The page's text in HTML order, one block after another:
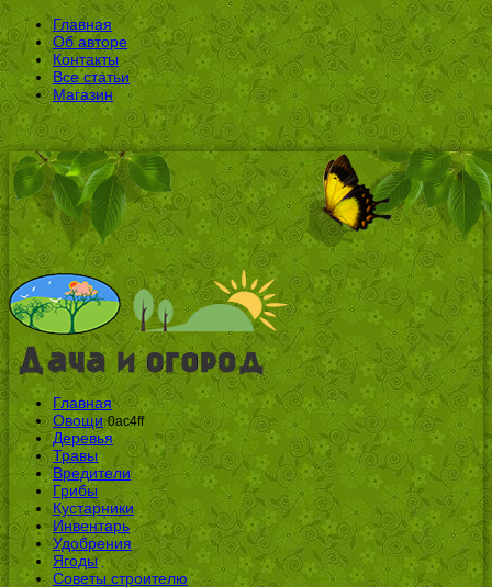
Главная
Об авторе
Контакты
Все статьи
Магазин
Главная
Овощи 0ac4ff
Деревья
Травы
Вредители
Грибы
Кустарники
Инвентарь
Удобрения
Ягоды
Советы строителю